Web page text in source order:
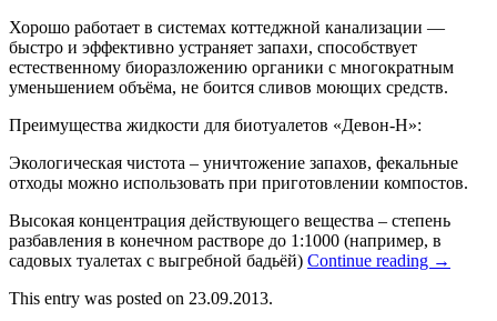
Хорошо работает в системах коттеджной канализации —
быстро и эффективно устраняет запахи, способствует
естественному биоразложению органики с многократным
уменьшением объёма, не боится сливов моющих средств.
Преимущества жидкости для биотуалетов «Девон-Н»:
Экологическая чистота – уничтожение запахов, фекальные
отходы можно использовать при приготовлении компостов.
Высокая концентрация действующего вещества – степень
разбавления в конечном растворе до 1:1000 (например, в
садовых туалетах с выгребной бадьёй) Continue reading →
This entry was posted on 23.09.2013.